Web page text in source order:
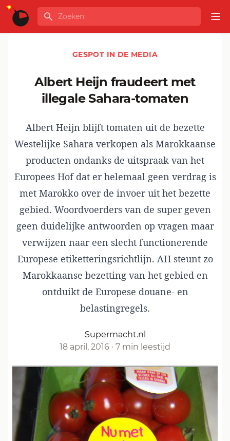
Ga naar de inhoud
GLOBALINFO
Zoeken
GESPOT IN DE MEDIA
Albert Heijn fraudeert met
illegale Sahara-tomaten
Albert Heijn blijft tomaten uit de bezette
Westelijke Sahara verkopen als Marokkaanse
producten ondanks de uitspraak van het
Europees Hof dat er helemaal geen verdrag is
met Marokko over de invoer uit het bezette
gebied. Woordvoerders van de super geven
geen duidelijke antwoorden op vragen maar
verwijzen naar een slecht functionerende
Europese etiketteringsrichtlijn. AH steunt zo
Marokkaanse bezetting van het gebied en
ontduikt de Europese douane- en
belastingregels.
Supermacht.nl
18 april, 2016 · 7 min leestijd